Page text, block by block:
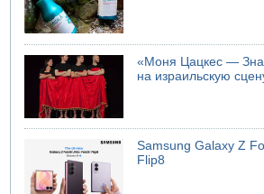
«Моня Цацкес —
на израильскую
Samsung Galaxy Z
Flip8